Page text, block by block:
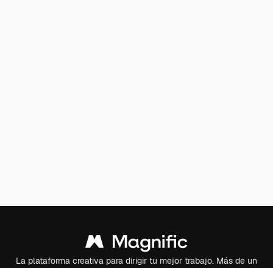
La plataforma creativa para dirigir tu mejor trabajo. Más de un